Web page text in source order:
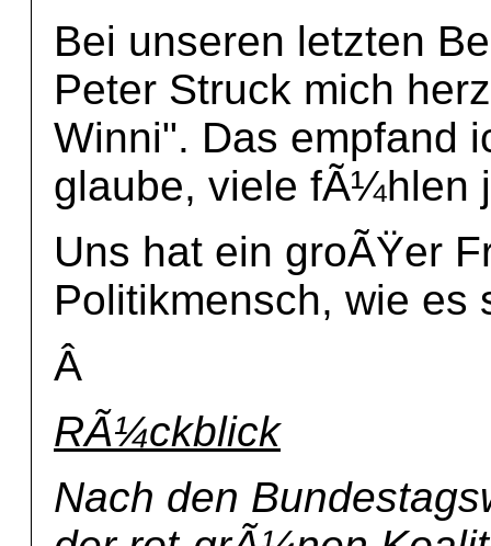
Bei unseren letzten
Peter Struck mich
Winni". Das empfand
glaube, viele fÃ¼hlen
Uns hat ein groÃŸer
Politikmensch, wie es
Â
RÃ¼ckblick
Nach den